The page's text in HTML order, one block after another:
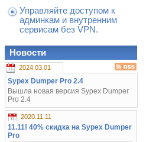
Управляйте доступом к
админкам и внутренним
сервисам без VPN.
Новости
2024.03.01
Sypex Dumper Pro 2.4
Вышла новая версия Sypex Dumper
Pro 2.4
2020.11.11
11.11! 40% скидка на Sypex Dumper
Pro